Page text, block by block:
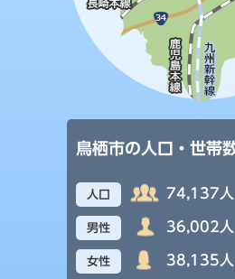
鳥栖市の人口・世帯
人口 74,137人
男性 36,002人
女性 38,135人